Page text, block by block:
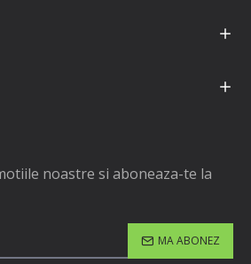
noastre si aboneaza-te la
MA ABONEZ